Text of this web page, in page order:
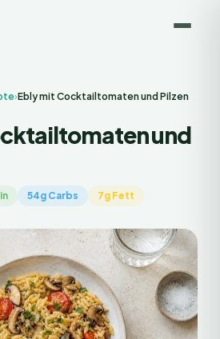
›Ebly mit Cocktailtomaten und Pilzen
und
54g Carbs 7g Fett